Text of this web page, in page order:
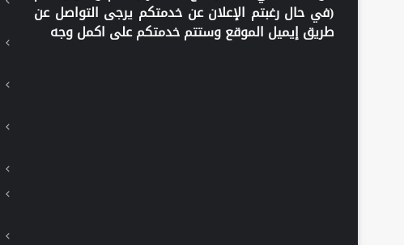
(في حال رغبتم الإعلان عن خدمتكم يرجى التواصل عن
طريق إيميل الموقع وستتم خدمتكم على اكمل وجه